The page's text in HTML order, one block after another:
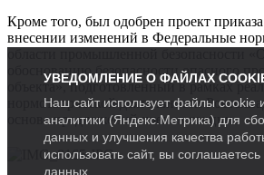
Кроме того, был одобрен проект
внесении изменений в Федеральные
обоснованию безопасности опасного
объекта», подготовленный в рамках
нормотворческой деятельности
основе предложений членов секции.
УВЕДОМЛЕНИЕ О ФАЙЛАХ
Наш сайт использует файлы cookie
аналитики (Яндекс.Метрика) для
данных и улучшения качества
использовать сайт, вы
данных.